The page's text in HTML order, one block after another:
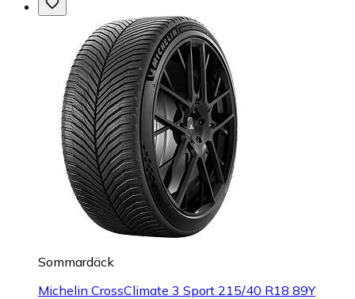
Sommardäck
Michelin CrossClimate 3 Sport 215/40 R18 89Y